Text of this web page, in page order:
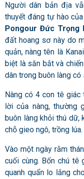
Người dân bản địa
thuyết đáng tự hào
Pongour Đức Trọng
đất hoang sơ này do
quản, nàng tên là
biệt là săn bắt và
dân trong buôn làng có
Nàng có 4 con tê giác
lời của nàng, thường
buôn làng khỏi thú dữ,
chỗ gieo ngô, trồng lúa.
Vào một ngày rằm
cuối cùng. Bốn chú tê
quanh quẩn lo lắng